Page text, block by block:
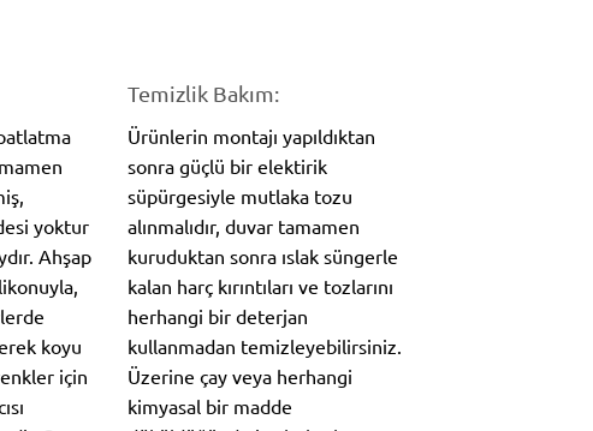
yoktur
Ahşap
koyu
için
Temizlik Bakım:
Ürünlerin montajı yapıldıktan
sonra güçlü bir elektirik
süpürgesiyle mutlaka tozu
alınmalıdır, duvar tamamen
kuruduktan sonra ıslak süngerle
kalan harç kırıntıları ve tozlarını
herhangi bir deterjan
kullanmadan temizleyebilirsiniz.
Üzerine çay veya herhangi
kimyasal bir madde